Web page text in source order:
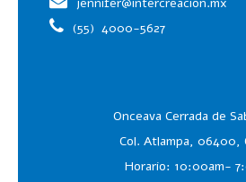
(55) 4000-5627
Onceava Cerrada de
Col. Atlampa, 06400,
Horario: 10:00am-